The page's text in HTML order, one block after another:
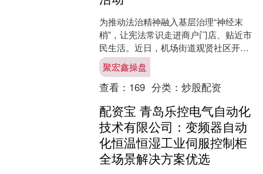
为推动法治精神融入基层治理“神经末
梢”，让宪法常识走进商户门店、贴近市
民生活。近日，机场街道观贤社区开
展“法伴生活‘宪’在出发”主题宣传活动，
精准对接商户法律需....
聚宏鑫操盘
查看： 169 分类： 炒股配资
配资宝 青岛乐控电气自动化
技术有限公司：变频器自动
化恒温恒湿工业伺服控制柜
全场景解决方案优选